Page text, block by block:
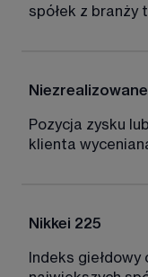
spółek z branży
Pozycja zysku
klienta
Nikkei 225
Indeks